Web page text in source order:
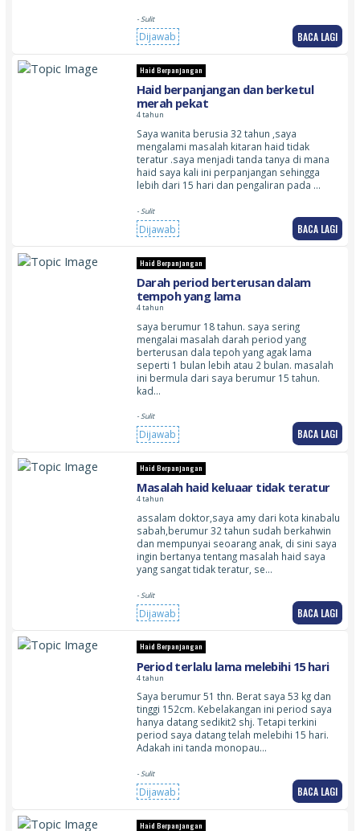
- Sulit
Dijawab BACA LAGI
Haid Berpanjangan
Haid berpanjangan dan berketul
merah pekat
4 tahun
Saya wanita berusia 32 tahun ,saya
mengalami masalah kitaran haid tidak
teratur .saya menjadi tanda tanya di mana
haid saya kali ini perpanjangan sehingga
lebih dari 15 hari dan pengaliran pada …
- Sulit
Dijawab BACA LAGI
Haid Berpanjangan
Darah period berterusan dalam
tempoh yang lama
4 tahun
saya berumur 18 tahun. saya sering
mengalai masalah darah period yang
berterusan dala tepoh yang agak lama
seperti 1 bulan lebih atau 2 bulan. masalah
ini bermula dari saya berumur 15 tahun.
kad…
- Sulit
Dijawab BACA LAGI
Haid Berpanjangan
Masalah haid keluaar tidak teratur
4 tahun
assalam doktor,saya amy dari kota kinabalu
sabah,berumur 32 tahun sudah berkahwin
dan mempunyai seoarang anak, di sini saya
ingin bertanya tentang masalah haid saya
yang sangat tidak teratur, se…
- Sulit
Dijawab BACA LAGI
Haid Berpanjangan
Period terlalu lama melebihi 15 hari
4 tahun
Saya berumur 51 thn. Berat saya 53 kg dan
tinggi 152cm. Kebelakangan ini period saya
hanya datang sedikit2 shj. Tetapi terkini
period saya datang telah melebihi 15 hari.
Adakah ini tanda monopau…
- Sulit
Dijawab BACA LAGI
Haid Berpanjangan